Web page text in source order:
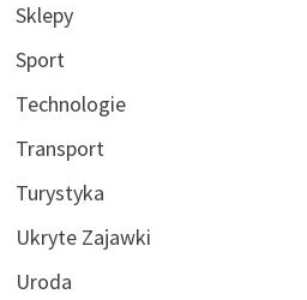
Sklepy
Sport
Technologie
Transport
Turystyka
Ukryte Zajawki
Uroda